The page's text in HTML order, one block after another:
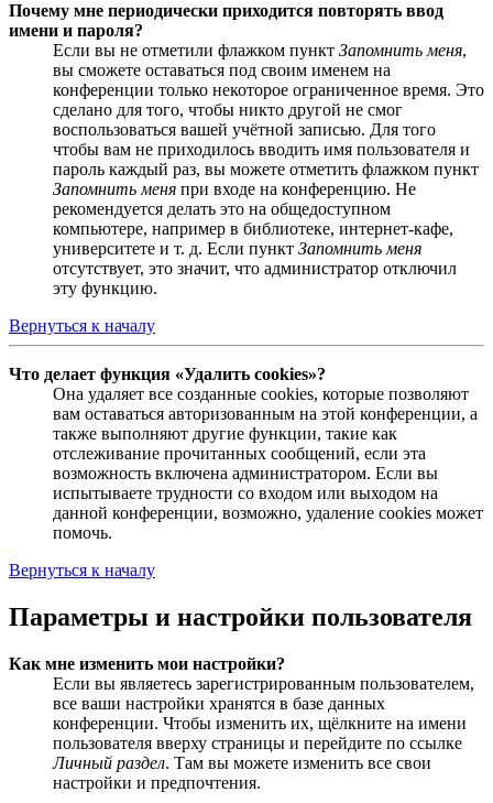
Почему мне периодически приходится повторять ввод
имени и пароля?
Если вы не отметили флажком пункт Запомнить меня,
вы сможете оставаться под своим именем на
конференции только некоторое ограниченное время. Это
сделано для того, чтобы никто другой не смог
воспользоваться вашей учётной записью. Для того
чтобы вам не приходилось вводить имя пользователя и
пароль каждый раз, вы можете отметить флажком пункт
Запомнить меня при входе на конференцию. Не
рекомендуется делать это на общедоступном
компьютере, например в библиотеке, интернет-кафе,
университете и т. д. Если пункт Запомнить меня
отсутствует, это значит, что администратор отключил
эту функцию.
Вернуться к началу
Что делает функция «Удалить cookies»?
Она удаляет все созданные cookies, которые позволяют
вам оставаться авторизованным на этой конференции, а
также выполняют другие функции, такие как
отслеживание прочитанных сообщений, если эта
возможность включена администратором. Если вы
испытываете трудности со входом или выходом на
данной конференции, возможно, удаление cookies может
помочь.
Вернуться к началу
Параметры и настройки пользователя
Как мне изменить мои настройки?
Если вы являетесь зарегистрированным пользователем,
все ваши настройки хранятся в базе данных
конференции. Чтобы изменить их, щёлкните на имени
пользователя вверху страницы и перейдите по ссылке
Личный раздел. Там вы можете изменить все свои
настройки и предпочтения.